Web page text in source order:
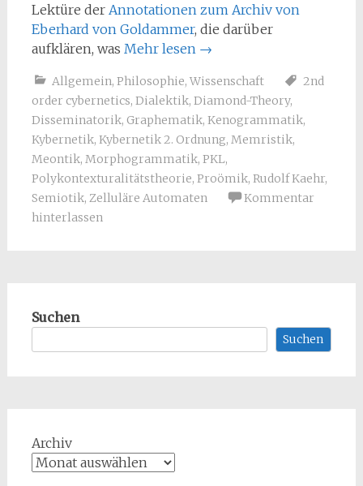
Lektüre der Annotationen zum Archiv von
Eberhard von Goldammer, die darüber
aufklären, was Mehr lesen →
Allgemein, Philosophie, Wissenschaft
2nd
order cybernetics, Dialektik, Diamond-Theory,
Disseminatorik, Graphematik, Kenogrammatik,
Kybernetik, Kybernetik 2. Ordnung, Memristik,
Meontik, Morphogrammatik, PKL,
Polykontexturalitätstheorie, Proömik, Rudolf Kaehr,
Semiotik, Zelluläre Automaten
Kommentar
hinterlassen
Suchen
Suchen
Archiv